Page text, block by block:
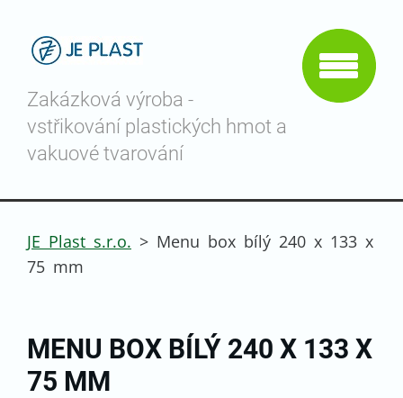
Zakázková výroba -
vstřikování plastických hmot a
vakuové tvarování
JE Plast s.r.o. > Menu box bílý 240 x 133 x
75 mm
MENU BOX BÍLÝ 240 X 133 X
75 MM